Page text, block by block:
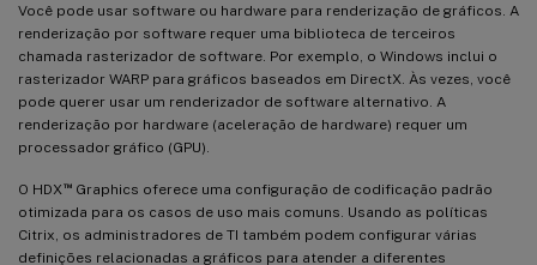
Você pode usar software ou hardware para renderização de gráficos. A
renderização por software requer uma biblioteca de terceiros
chamada rasterizador de software. Por exemplo, o Windows inclui o
rasterizador WARP para gráficos baseados em DirectX. Às vezes, você
pode querer usar um renderizador de software alternativo. A
renderização por hardware (aceleração de hardware) requer um
processador gráfico (GPU).
O HDX ™Graphics oferece uma configuração de codificação padrão
otimizada para os casos de uso mais comuns. Usando as políticas
Citrix, os administradores de TI também podem configurar várias
definições relacionadas a gráficos para atender a diferentes